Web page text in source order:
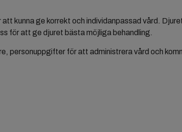
Buk- och
hjärtultraljud
kunna ge korrekt och individanpassad vård.
för att ge djuret bästa möjliga behandling.
personuppgifter för att administrera vård och